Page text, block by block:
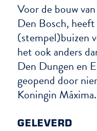
Voor de bouw
Den Bosch,
(stempel)buizen
het ook anders
Den Dungen en
geopend door
Koningin Máxima.
GELEVERD